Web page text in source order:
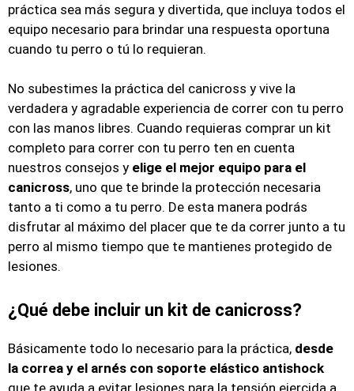
práctica sea más segura y divertida, que incluya todos el
equipo necesario para brindar una respuesta oportuna
cuando tu perro o tú lo requieran.
No subestimes la práctica del canicross y vive la
verdadera y agradable experiencia de correr con tu perro
con las manos libres. Cuando requieras comprar un kit
completo para correr con tu perro ten en cuenta
nuestros consejos y elige el mejor equipo para el
canicross, uno que te brinde la protección necesaria
tanto a ti como a tu perro. De esta manera podrás
disfrutar al máximo del placer que te da correr junto a tu
perro al mismo tiempo que te mantienes protegido de
lesiones.
¿Qué debe incluir un kit de canicross?
Básicamente todo lo necesario para la práctica, desde
la correa y el arnés con soporte elástico antishock
que te ayuda a evitar lesiones para la tensión ejercida a